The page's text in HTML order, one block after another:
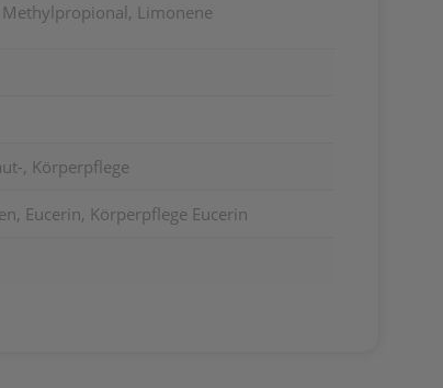
Limonene
, Körperpflege
Eucerin, Körperpflege Eucerin